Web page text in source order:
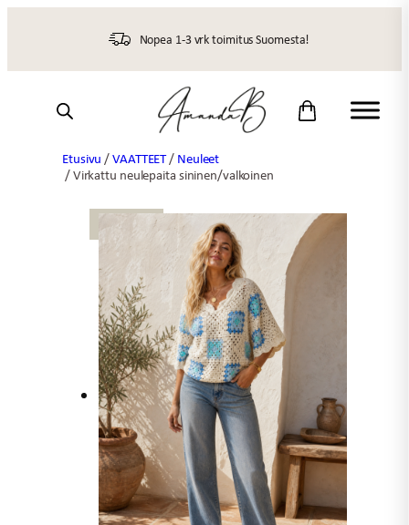
Nopea 1-3 vrk toimitus Suomesta!
Etusivu /VAATTEET/ Neuleet
/ Virkattu neulepaita sininen/valkoinen
UUTTA